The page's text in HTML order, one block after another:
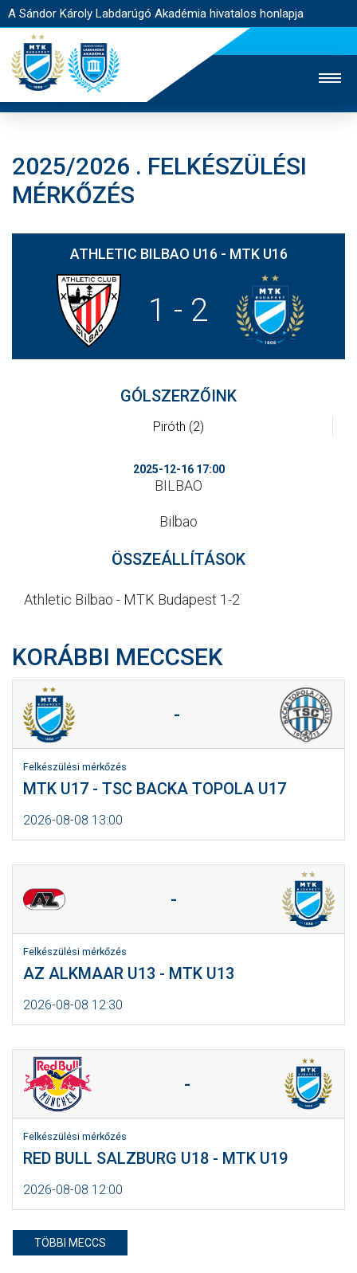
A Sándor Károly Labdarúgó Akadémia hivatalos honlapja
MTK TV FELNŐTT CSAPAT
NYITÓLAP
HÍREK
AKADÉMIA
CSAPATOK
MÉRKŐZÉSEK
JELENTKEZÉS
2025/2026 . FELKÉSZÜLÉSI
MÉRKŐZÉS
ATHLETIC BILBAO U16 - MTK U16
1 - 2
GÓLSZERZŐINK
Piróth (2)
2025-12-16 17:00
BILBAO
Bilbao
ÖSSZEÁLLÍTÁSOK
Athletic Bilbao - MTK Budapest 1-2
KORÁBBI MECCSEK
-
Felkészülési mérkőzés
MTK U17 - TSC BACKA TOPOLA U17
2026-08-08 13:00
-
Felkészülési mérkőzés
AZ ALKMAAR U13 - MTK U13
2026-08-08 12:30
-
Felkészülési mérkőzés
RED BULL SALZBURG U18 - MTK U19
2026-08-08 12:00
TÖBBI MECCS